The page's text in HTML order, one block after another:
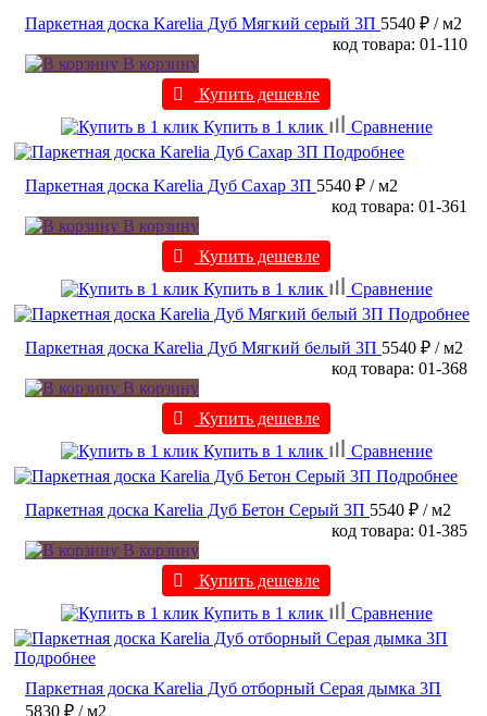
Паркетная доска Karelia Дуб Мягкий серый 3П 5540 ₽ / м2
код товара: 01-110
В корзину
Купить дешевле
Купить в 1 клик
Сравнение
Подробнее
Паркетная доска Karelia Дуб Сахар 3П 5540 ₽ / м2
код товара: 01-361
В корзину
Купить дешевле
Купить в 1 клик
Сравнение
Подробнее
Паркетная доска Karelia Дуб Мягкий белый 3П 5540 ₽ / м2
код товара: 01-368
В корзину
Купить дешевле
Купить в 1 клик
Сравнение
Подробнее
Паркетная доска Karelia Дуб Бетон Серый 3П 5540 ₽ / м2
код товара: 01-385
В корзину
Купить дешевле
Купить в 1 клик
Сравнение
Подробнее
Паркетная доска Karelia Дуб отборный Серая дымка 3П
5830 ₽ / м2